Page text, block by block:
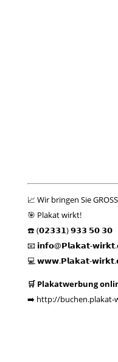
📈 Wir bringen Sie
🎯 Plakat wirkt!
☎️ (𝟬𝟮𝟯𝟯𝟭) 𝟵𝟯𝟯 𝟱𝟬 𝟯𝟬
📧 𝗶𝗻𝗳𝗼@𝗣𝗹𝗮𝗸𝗮𝘁-
💻 𝘄𝘄𝘄.𝗣𝗹𝗮𝗸𝗮𝘁-
🛒 Plakatwerbung
➡️ http://buchen.plakat-